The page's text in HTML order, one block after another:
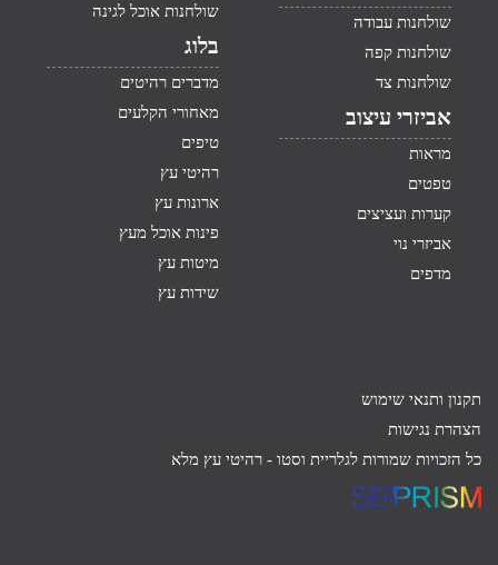
שולחנות עבודה
שולחנות קפה
שולחנות צד
אביזרי עיצוב
מראות
טפטים
קערות ועציצים
אביזרי נוי
מדפים
שולחנות אוכל לגינה
בלוג
מדברים רהיטים
מאחורי הקלעים
טיפים
רהיטי עץ
ארונות עץ
פינות אוכל מעץ
מיטות עץ
שידות עץ
תקנון ותנאי שימוש
הצהרת נגישות
כל הזכויות שמורות לגלריית וסטו - רהיטי עץ מלא